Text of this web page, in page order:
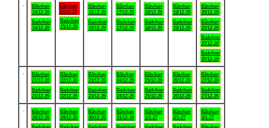
Båtviken
14/12-26
Badviken
14/12-26
Båtviken
15/12-26
Badviken
15/12-26
Båtviken
16/12-26
Badviken
16/12-26
Båtviken
17/12-26
Badviken
17/12-26
Båtviken
18/12-26
Badviken
18/12-26
Båtviken
19/12-26
Badviken
19/12-26
Båtviken
20/12-26
Båtviken
20/12-26
Badviken
20/12-26
Badviken
20/12-26
Båtviken
21/12-26
Badviken
21/12-26
Båtviken
22/12-26
Badviken
22/12-26
Båtviken
23/12-26
Badviken
23/12-26
Båtviken
24/12-26
Badviken
24/12-26
Båtviken
25/12-26
Badviken
25/12-26
Båtviken
26/12-26
Badviken
26/12-26
Båtviken
27/12-26
Badviken
27/12-26
Båtviken
28/12-26
Badviken
Båtviken
29/12-26
Badviken
Båtviken
30/12-26
Badviken
Båtviken
31/12-26
Badviken
Båtviken
1/1-27
Badviken
Båtviken
2/1-27
Badviken
Båtviken
3/1-27
Båtviken